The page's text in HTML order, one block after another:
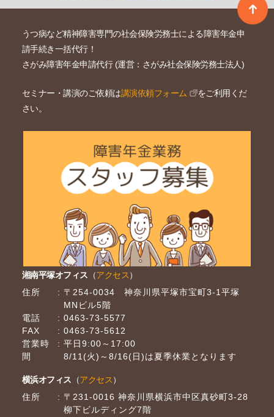
うつ病など精神障害専門の社会保険労務士による障害年金申
請手続き一括代行！
さがみ障害年金申請代行 (運営：さがみ社会保険労務士法人)
セミナー・講演のご依頼は講演依頼フォーム
をご利用くだ
さい。
湘南平塚オフィス （アクセス）
住所
〒254-0034 神奈川県平塚市宝町3-1平塚
MNビル5階
電話
0463-73-5577
FAX
0463-73-5612
営業時
間
平日9:00～17:00
8/11(火)～8/16(日)は夏季休業となります
横浜オフィス （アクセス）
住所
〒231-0016 神奈川県横浜市中区真砂町3-28
柳下ビルディング7階